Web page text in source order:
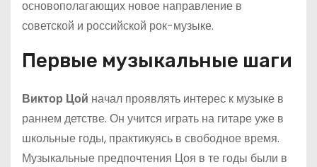
основополагающих новое направление в
советской и российской рок-музыке.
Первые музыкальные шаги
Виктор Цой начал проявлять интерес к музыке в
раннем детстве. Он учится играть на гитаре уже в
школьные годы, практикуясь в свободное время.
Музыкальные предпочтения Цоя в те годы были в